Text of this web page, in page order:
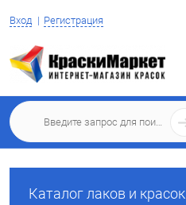
Вход Регистрация
Каталог лаков и красок